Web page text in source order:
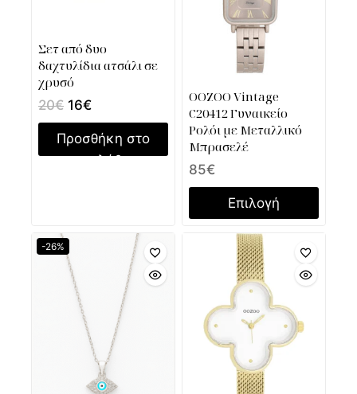
Σετ από δυο
δαχτυλίδια ατσάλι σε
χρυσό
20€ 16€
Προσθήκη στο
καλάθι
OOZOO Vintage
C20412 Γυναικείο
Ρολόι με Μεταλλικό
Μπρασελέ
85€
Επιλογή
-26%